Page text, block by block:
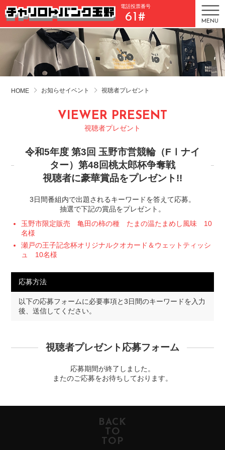
電話投票番号
61# MENU
HOME お知らせイベント 視聴者プレゼント
VIEWER PRESENT
視聴者プレゼント
令和5年度 第3回 玉野市営競輪（FⅠナイ
ター）第48回桃太郎杯争奪戦
視聴者に豪華賞品をプレゼント!!
3日間番組内で出題されるキーワードを答えて応募。
抽選で下記の賞品をプレゼント。
玉野市限定販売 亀田の柿の種 たまの温たまめし風味 10
名様
瀬戸の王子記念杯オリジナルクオカード＆ウェットティッシ
ュ 10名様
応募方法
以下の応募フォームに必要事項と3日間のキーワードを入力
後、送信してください。
視聴者プレゼント応募フォーム
応募期間が終了しました。
またのご応募をお待ちしております。
BACK
TO
TOP